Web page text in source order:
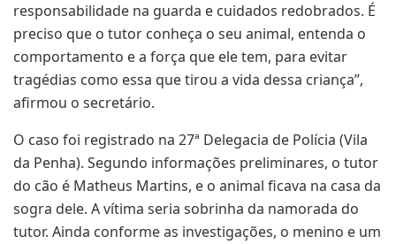
responsabilidade na guarda e cuidados redobrados. É
preciso que o tutor conheça o seu animal, entenda o
comportamento e a força que ele tem, para evitar
tragédias como essa que tirou a vida dessa criança”,
afirmou o secretário.
O caso foi registrado na 27ª Delegacia de Polícia (Vila
da Penha). Segundo informações preliminares, o tutor
do cão é Matheus Martins, e o animal ficava na casa da
sogra dele. A vítima seria sobrinha da namorada do
tutor. Ainda conforme as investigações, o menino e um